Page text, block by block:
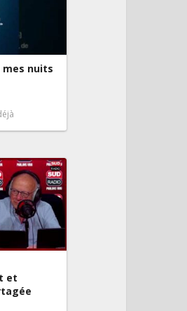
mes nuits
et